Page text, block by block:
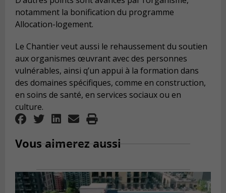
notamment la bonification du programme
Allocation-logement.
Le Chantier veut aussi le rehaussement du soutien
aux organismes œuvrant avec des personnes
vulnérables, ainsi q’un appui à la formation dans
des domaines spécifiques, comme en construction,
en soins de santé, en services sociaux ou en
culture.
Vous aimerez aussi